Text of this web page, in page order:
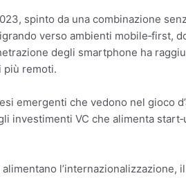
spinto da una combinazione
verso ambienti mobile‑first,
degli smartphone ha
più remoti.
emergenti che vedono nel gioco
investimenti VC che alimenta
l’internazionalizzazione,